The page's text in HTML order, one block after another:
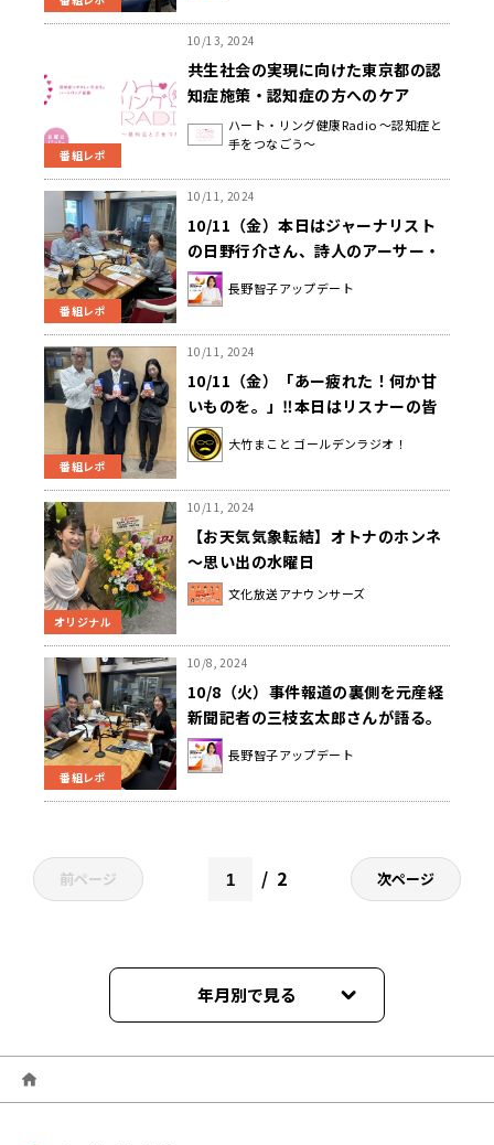
番組レポ
10/13, 2024
共生社会の実現に向けた東京都の認
知症施策・認知症の方へのケア
『ハート・リング健康Radio～認知
症と手をつなごう〜 』
ハート・リング健康Radio ～認知症と
手をつなごう～
番組レポ
10/11, 2024
10/11（金）本日はジャーナリスト
の日野行介さん、詩人のアーサー・
ビナードさんとお送りしました！
長野智子アップデート
番組レポ
10/11, 2024
10/11（金）「あー疲れた！何か甘
いものを。」‼本日はリスナーの皆
様おすすめの「甘いもの」を募集！
ゲストはジャーナリストの河合雅司
大竹まこと ゴールデンラジオ！
オリジナル
10/11, 2024
【お天気気象転結】オトナのホンネ
～思い出の水曜日
文化放送アナウンサーズ
番組レポ
10/8, 2024
10/8（火）事件報道の裏側を元産経
新聞記者の三枝玄太郎さんが語る。
長野智子アップデート
前ページ 2 次ページ
年月別で見る
2026年08月
2026年07月